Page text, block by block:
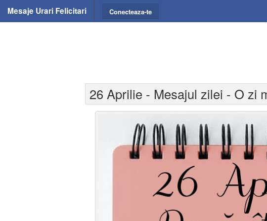
Mesaje Urari Felicitari Conecteaza-te
26 Aprilie - Mesajul zilei - O zi